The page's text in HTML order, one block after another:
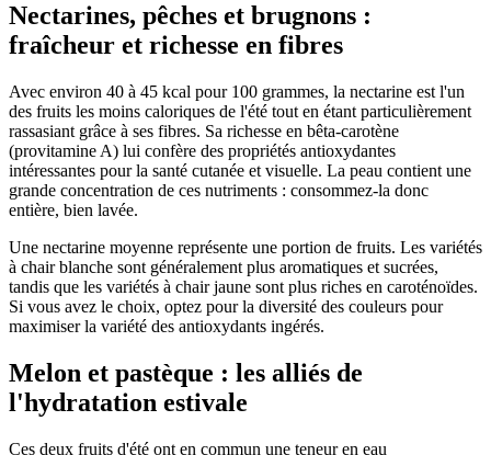
Nectarines, pêches et brugnons :
fraîcheur et richesse en fibres
Avec environ 40 à 45 kcal pour 100 grammes, la nectarine est l'un
des fruits les moins caloriques de l'été tout en étant particulièrement
rassasiant grâce à ses fibres. Sa richesse en bêta-carotène
(provitamine A) lui confère des propriétés antioxydantes
intéressantes pour la santé cutanée et visuelle. La peau contient une
grande concentration de ces nutriments : consommez-la donc
entière, bien lavée.
Une nectarine moyenne représente une portion de fruits. Les variétés
à chair blanche sont généralement plus aromatiques et sucrées,
tandis que les variétés à chair jaune sont plus riches en caroténoïdes.
Si vous avez le choix, optez pour la diversité des couleurs pour
maximiser la variété des antioxydants ingérés.
Melon et pastèque : les alliés de
l'hydratation estivale
Ces deux fruits d'été ont en commun une teneur en eau